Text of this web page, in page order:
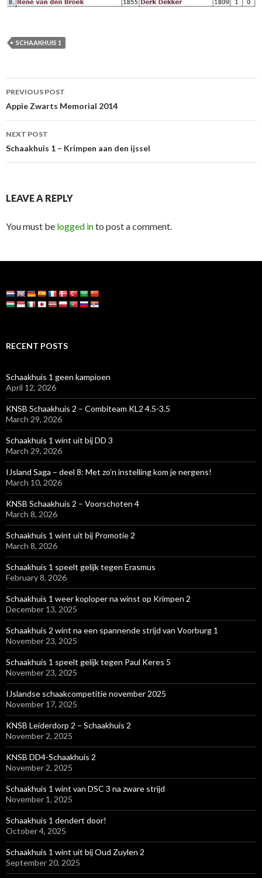
SCHAAKHUIS 1
Post
navigation
PREVIOUS POST
Appie Zwarts Memorial 2014
NEXT POST
Schaakhuis 1 – Krimpen aan den ijssel
LEAVE A REPLY
You must be logged into post a comment.
RECENT POSTS
Schaakhuis 1 geen kampioen
April 12, 2026
KNSB Schaakhuis 2 – Combiteam KL2 4.5-3.5
March 29, 2026
Schaakhuis 1 wint uit bij DD 3
March 29, 2026
IJsland Saga – deel 8: Met zo’n instelling kom je nergens!
March 10, 2026
KNSB Schaakhuis 2 – Voorschoten 4
March 8, 2026
Schaakhuis 1 wint uit bij Promotie 2
March 8, 2026
Schaakhuis 1 speelt gelijk tegen Erasmus
February 8, 2026
Schaakhuis 1 weer koploper na winst op Krimpen 2
December 13, 2025
Schaakhuis 2 wint na een spannende strijd van Voorburg 1
November 23, 2025
Schaakhuis 1 speelt gelijk tegen Paul Keres 5
November 23, 2025
IJslandse schaakcompetitie november 2025
November 17, 2025
KNSB Leiderdorp 2 – Schaakhuis 2
November 2, 2025
KNSB DD4-Schaakhuis 2
November 2, 2025
Schaakhuis 1 wint van DSC 3 na zware strijd
November 1, 2025
Schaakhuis 1 dendert door!
October 4, 2025
Schaakhuis 1 wint uit bij Oud Zuylen 2
September 20, 2025